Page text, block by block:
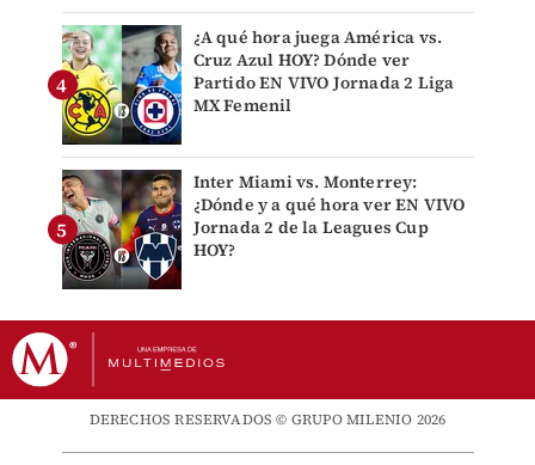
¿A qué hora juega América vs.
Cruz Azul HOY? Dónde ver
Partido EN VIVO Jornada 2 Liga
MX Femenil
Inter Miami vs. Monterrey:
¿Dónde y a qué hora ver EN VIVO
Jornada 2 de la Leagues Cup
HOY?
DERECHOS RESERVADOS © GRUPO MILENIO 2026